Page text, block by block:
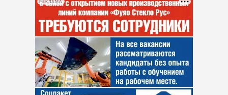
РЕКЛАМА